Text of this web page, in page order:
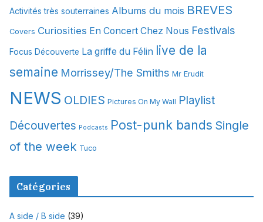
v
e
Activités très souterraines Albums du mois BREVES
Covers Curiosities En Concert Chez Nous Festivals
Focus Découverte La griffe du Félin live de la
semaine Morrissey/The Smiths Mr Erudit
NEWS OLDIES Pictures On My Wall Playlist
Découvertes Podcasts Post-punk bands Single
of the week Tuco
Catégories
A side / B side (39)